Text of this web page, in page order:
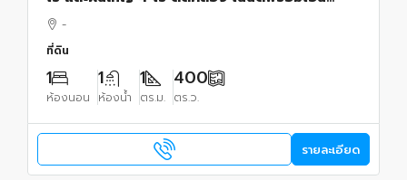
เหมาะลงทุนและพัฒนาโครงการ
-
ที่ดิน
1
ห้องนอน
1
ห้องน้ำ
1
ตร.ม.
400
ตร.ว.
รายละเอียด